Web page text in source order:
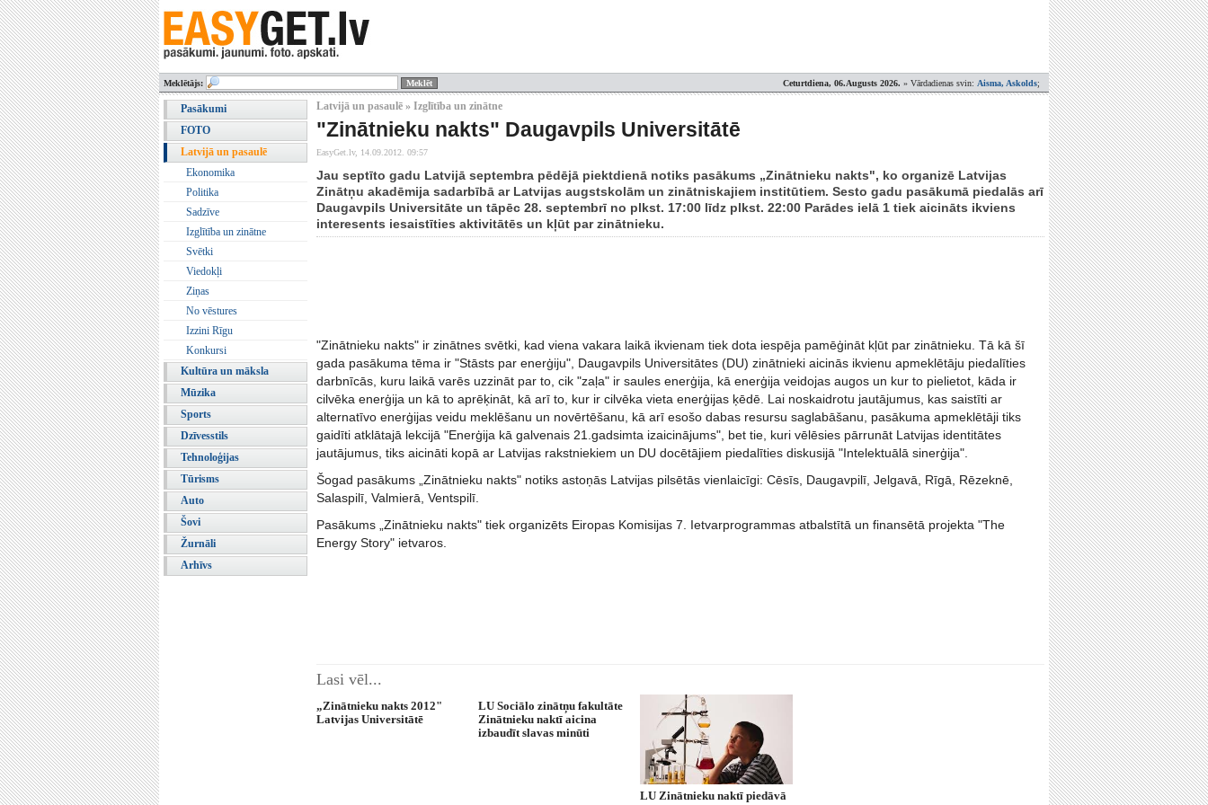
Ceturtdiena, 06.Augusts 2026. » Vārdadienas svin: Aisma, Askolds;
Meklētājs:
Pasākumi
FOTO
Latvijā un pasaulē
Ekonomika
Politika
Sadzīve
Izglītība un zinātne
Svētki
Viedokļi
Ziņas
No vēstures
Izzini Rīgu
Konkursi
Kultūra un māksla
Mūzika
Sports
Dzīvesstils
Tehnoloģijas
Tūrisms
Auto
Šovi
Žurnāli
Arhīvs
Latvijā un pasaulē » Izglītība un zinātne
"Zinātnieku nakts" Daugavpils Universitātē
EasyGet.lv, 14.09.2012. 09:57
Jau septīto gadu Latvijā septembra pēdējā piektdienā notiks pasākums „Zinātnieku nakts", ko organizē Latvijas
Zinātņu akadēmija sadarbībā ar Latvijas augstskolām un zinātniskajiem institūtiem. Sesto gadu pasākumā piedalās arī
Daugavpils Universitāte un tāpēc 28. septembrī no plkst. 17:00 līdz plkst. 22:00 Parādes ielā 1 tiek aicināts ikviens
interesents iesaistīties aktivitātēs un kļūt par zinātnieku.
"Zinātnieku nakts" ir zinātnes svētki, kad viena vakara laikā ikvienam tiek dota iespēja pamēģināt kļūt par zinātnieku. Tā kā šī
gada pasākuma tēma ir "Stāsts par enerģiju", Daugavpils Universitātes (DU) zinātnieki aicinās ikvienu apmeklētāju piedalīties
darbnīcās, kuru laikā varēs uzzināt par to, cik "zaļa" ir saules enerģija, kā enerģija veidojas augos un kur to pielietot, kāda ir
cilvēka enerģija un kā to aprēķināt, kā arī to, kur ir cilvēka vieta enerģijas ķēdē. Lai noskaidrotu jautājumus, kas saistīti ar
alternatīvo enerģijas veidu meklēšanu un novērtēšanu, kā arī esošo dabas resursu saglabāšanu, pasākuma apmeklētāji tiks
gaidīti atklātajā lekcijā "Enerģija kā galvenais 21.gadsimta izaicinājums", bet tie, kuri vēlēsies pārrunāt Latvijas identitātes
jautājumus, tiks aicināti kopā ar Latvijas rakstniekiem un DU docētājiem piedalīties diskusijā "Intelektuālā sinerģija".
Šogad pasākums „Zinātnieku nakts" notiks astoņās Latvijas pilsētās vienlaicīgi: Cēsīs, Daugavpilī, Jelgavā, Rīgā, Rēzeknē,
Salaspilī, Valmierā, Ventspilī.
Pasākums „Zinātnieku nakts" tiek organizēts Eiropas Komisijas 7. Ietvarprogrammas atbalstītā un finansētā projekta "The
Energy Story" ietvaros.
Lasi vēl...
„Zinātnieku nakts 2012"
Latvijas Universitātē
LU Sociālo zinātņu fakultāte
Zinātnieku naktī aicina
izbaudīt slavas minūti
LU Zinātnieku naktī piedāvā